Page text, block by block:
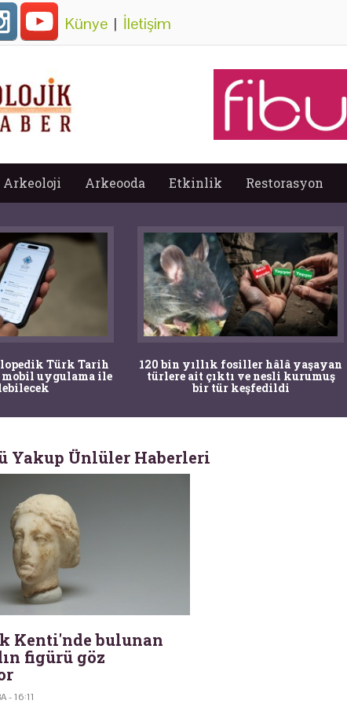
Künye | İletişim
Arkeoloji Arkeooda Etkinlik Restorasyon
Türk Tarih
mobil uygulama ile
120 bin yıllık fosiller hâlâ yaşayan
türlere ait çıktı ve nesli kurumuş
bir tür keşfedildi
Yakup Ünlüler Haberleri
Kenti'nde bulunan
figürü göz
- 16:11